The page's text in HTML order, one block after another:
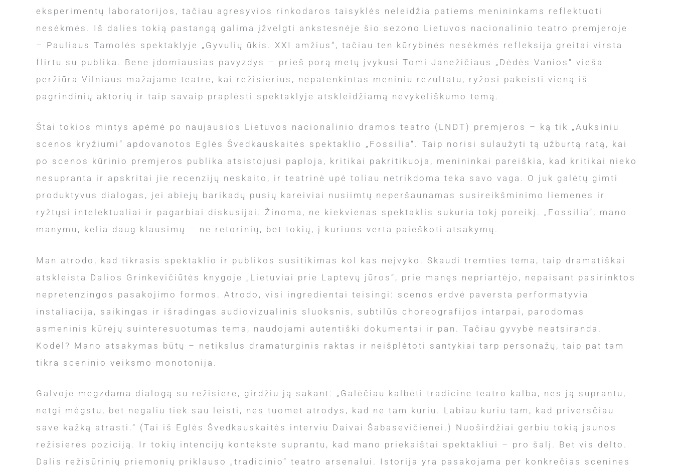
eksperimentų laboratorijos, tačiau agresyvios rinkodaros taisyklės neleidžia patiems menininkams reflektuoti
nesėkmės. Iš dalies tokią pastangą galima įžvelgti ankstesnėje šio sezono Lietuvos nacionalinio teatro premjeroje
– Pauliaus Tamolės spektaklyje „Gyvulių ūkis. XXI amžius“, tačiau ten kūrybinės nesėkmės refleksija greitai virsta
flirtu su publika. Bene įdomiausias pavyzdys – prieš porą metų įvykusi Tomi Janežičiaus „Dėdės Vanios“ vieša
peržiūra Vilniaus mažajame teatre, kai režisierius, nepatenkintas meniniu rezultatu, ryžosi pakeisti vieną iš
pagrindinių aktorių ir taip savaip praplėsti spektaklyje atskleidžiamą nevykėliškumo temą.
Štai tokios mintys apėmė po naujausios Lietuvos nacionalinio dramos teatro (LNDT) premjeros – ką tik „Auksiniu
scenos kryžiumi“ apdovanotos Eglės Švedkauskaitės spektaklio „Fossilia“. Taip norisi sulaužyti tą užburtą ratą, kai
po scenos kūrinio premjeros publika atsistojusi paploja, kritikai pakritikuoja, menininkai pareiškia, kad kritikai nieko
nesupranta ir apskritai jie recenzijų neskaito, ir teatrinė upė toliau netrikdoma teka savo vaga. O juk galėtų gimti
produktyvus dialogas, jei abiejų barikadų pusių kareiviai nusiimtų neperšaunamas susireikšminimo liemenes ir
ryžtųsi intelektualiai ir pagarbiai diskusijai. Žinoma, ne kiekvienas spektaklis sukuria tokį poreikį. „Fossilia“, mano
manymu, kelia daug klausimų – ne retorinių, bet tokių, į kuriuos verta paieškoti atsakymų.
Man atrodo, kad tikrasis spektaklio ir publikos susitikimas kol kas neįvyko. Skaudi tremties tema, taip dramatiškai
atskleista Dalios Grinkevičiūtės knygoje „Lietuviai prie Laptevų jūros“, prie manęs nepriartėjo, nepaisant pasirinktos
nepretenzingos pasakojimo formos. Atrodo, visi ingredientai teisingi: scenos erdvė paversta performatyvia
instaliacija, saikingas ir išradingas audiovizualinis sluoksnis, subtilūs choreografijos intarpai, parodomas
asmeninis kūrėjų suinteresuotumas tema, naudojami autentiški dokumentai ir pan. Tačiau gyvybė neatsiranda.
Kodėl? Mano atsakymas būtų – netikslus dramaturginis raktas ir neišplėtoti santykiai tarp personažų, taip pat tam
tikra sceninio veiksmo monotonija.
Galvoje megzdama dialogą su režisiere, girdžiu ją sakant: „Galėčiau kalbėti tradicine teatro kalba, nes ją suprantu,
netgi mėgstu, bet negaliu tiek sau leisti, nes tuomet atrodys, kad ne tam kuriu. Labiau kuriu tam, kad priversčiau
save kažką atrasti.“ (Tai iš Eglės Švedkauskaitės interviu Daivai Šabasevičienei.) Nuoširdžiai gerbiu tokią jaunos
režisierės poziciją. Ir tokių intencijų kontekste suprantu, kad mano priekaištai spektakliui – pro šalį. Bet vis dėlto.
Dalis režisūrinių priemonių priklauso „tradicinio“ teatro arsenalui. Istorija yra pasakojama per konkrečias scenines